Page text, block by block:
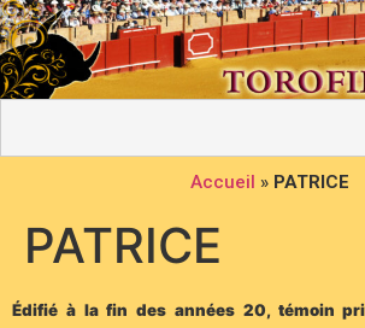
Accueil » PATRICE
PATRICE
Édifié à la fin des années 20, témoin